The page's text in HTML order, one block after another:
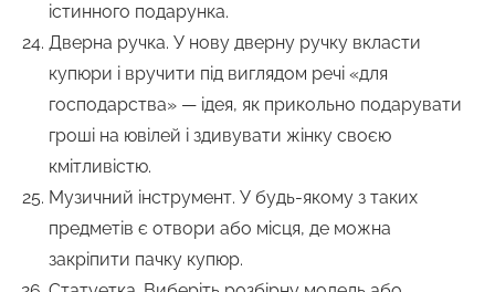
істинного подарунка.
Дверна ручка. У нову дверну ручку вкласти
купюри і вручити під виглядом речі «для
господарства» — ідея, як прикольно подарувати
гроші на ювілей і здивувати жінку своєю
кмітливістю.
Музичний інструмент. У будь-якому з таких
предметів є отвори або місця, де можна
закріпити пачку купюр.